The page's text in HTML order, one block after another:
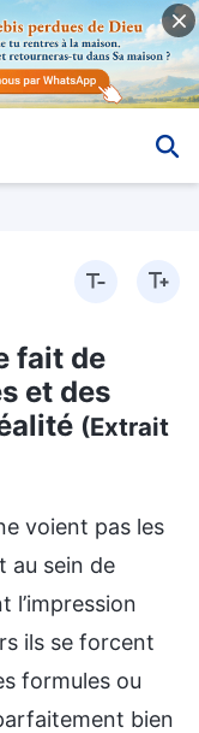
fait de
et des
(Extrait
voient pas les
au sein de
l’impression
ils se forcent
formules ou
bien